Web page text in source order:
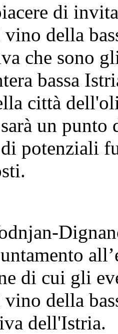
di
vino della
che sono
bassa
città
un
potenziali
di cui gli
vino della
dell'Istria.